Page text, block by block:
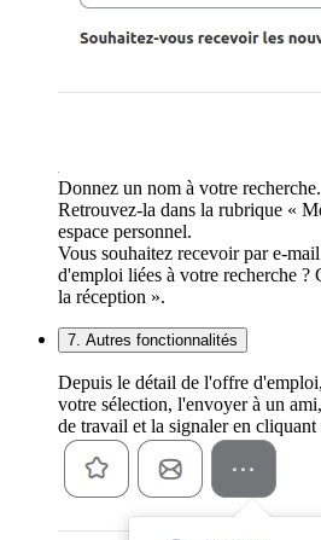
Donnez un nom à votre recherche.
Retrouvez-la dans la rubrique «
espace personnel.
Vous souhaitez recevoir par e-
d'emploi liées à votre recherche
la réception ».
7. Autres fonctionnalités
Depuis le détail de l'offre
votre sélection, l'envoyer à un
de travail et la signaler en cliquant